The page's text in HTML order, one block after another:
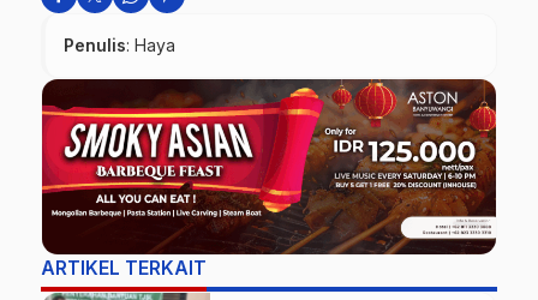
Penulis: Haya
ARTIKEL TERKAIT